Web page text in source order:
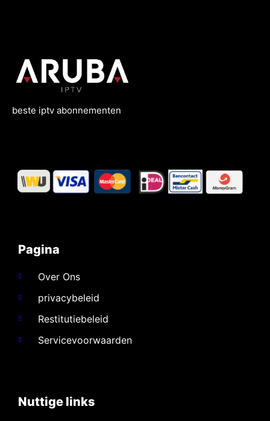
beste iptv abonnementen
Pagina
Over Ons
privacybeleid
Restitutiebeleid
Servicevoorwaarden
Nuttige links​